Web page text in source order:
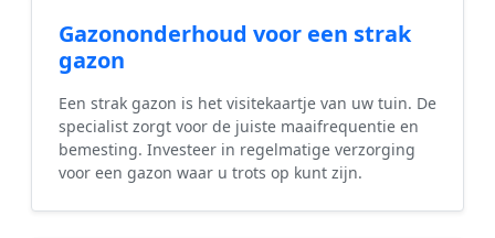
Gazononderhoud voor een strak
gazon
Een strak gazon is het visitekaartje van uw tuin. De
specialist zorgt voor de juiste maaifrequentie en
bemesting. Investeer in regelmatige verzorging
voor een gazon waar u trots op kunt zijn.